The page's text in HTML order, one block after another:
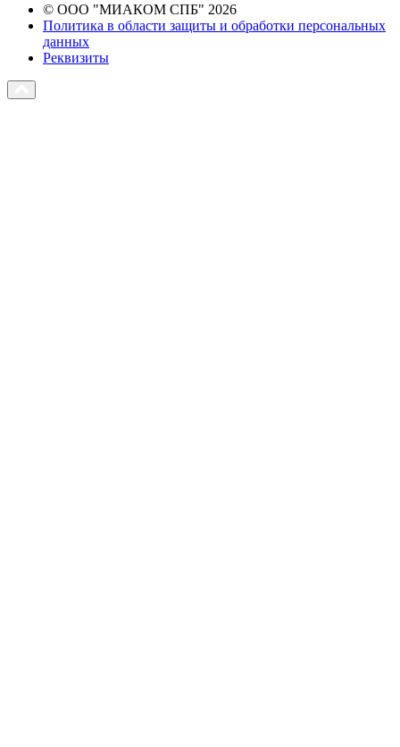
© ООО "МИАКОМ СПБ" 2026
Политика в области защиты и обработки персональных
данных
Реквизиты